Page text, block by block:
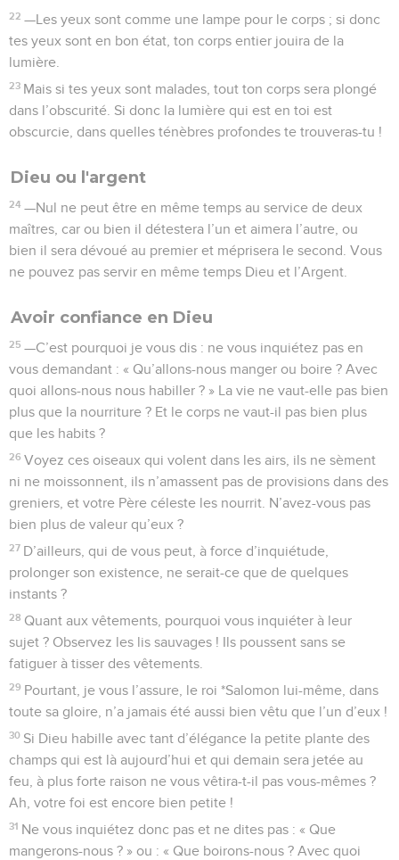
22 —Les yeux sont comme une lampe pour le corps ; si donc
tes yeux sont en bon état, ton corps entier jouira de la
lumière.
23 Mais si tes yeux sont malades, tout ton corps sera plongé
dans l’obscurité. Si donc la lumière qui est en toi est
obscurcie, dans quelles ténèbres profondes te trouveras-tu !
Dieu ou l'argent
24 —Nul ne peut être en même temps au service de deux
maîtres, car ou bien il détestera l’un et aimera l’autre, ou
bien il sera dévoué au premier et méprisera le second. Vous
ne pouvez pas servir en même temps Dieu et l’Argent.
Avoir confiance en Dieu
25 —C’est pourquoi je vous dis : ne vous inquiétez pas en
vous demandant : « Qu’allons-nous manger ou boire ? Avec
quoi allons-nous nous habiller ? » La vie ne vaut-elle pas bien
plus que la nourriture ? Et le corps ne vaut-il pas bien plus
que les habits ?
26 Voyez ces oiseaux qui volent dans les airs, ils ne sèment
ni ne moissonnent, ils n’amassent pas de provisions dans des
greniers, et votre Père céleste les nourrit. N’avez-vous pas
bien plus de valeur qu’eux ?
27 D’ailleurs, qui de vous peut, à force d’inquiétude,
prolonger son existence, ne serait-ce que de quelques
instants ?
28 Quant aux vêtements, pourquoi vous inquiéter à leur
sujet ? Observez les lis sauvages ! Ils poussent sans se
fatiguer à tisser des vêtements.
29 Pourtant, je vous l’assure, le roi *Salomon lui-même, dans
toute sa gloire, n’a jamais été aussi bien vêtu que l’un d’eux !
30 Si Dieu habille avec tant d’élégance la petite plante des
champs qui est là aujourd’hui et qui demain sera jetée au
feu, à plus forte raison ne vous vêtira-t-il pas vous-mêmes ?
Ah, votre foi est encore bien petite !
31 Ne vous inquiétez donc pas et ne dites pas : « Que
mangerons-nous ? » ou : « Que boirons-nous ? Avec quoi